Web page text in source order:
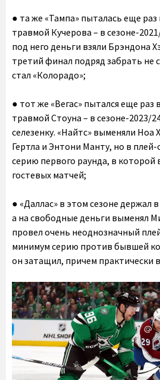
● та же «Тампа» пыталась еще раз
травмой Кучерова – в сезоне-
под него деньги взяли Брэндона
третий финал подряд забрать не
стал «Колорадо»;
● тот же «Вегас» пытался еще раз
травмой Стоуна – в сезоне-2023/
селезенку. «Найтс» выменяли
Гертла и Энтони Манту, но в
серию первого раунда, в которой
гостевых матчей;
● «Даллас» в этом сезоне держал
а на свободные деньги выменял
провел очень неоднозначный
минимум серию против бывшей
он затащил, причем практически